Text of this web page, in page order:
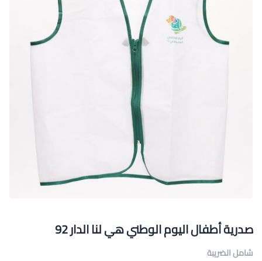
صدرية أطفال اليوم الوطني هي لنا الدار 92
شامل الضريبة